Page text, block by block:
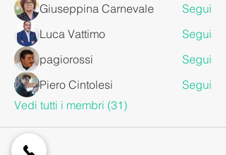
Giuseppina Carnevale
Segui
Luca Vattimo
Segui
pagiorossi
Segui
Piero Cintolesi
Segui
Vedi tutti i membri (31)